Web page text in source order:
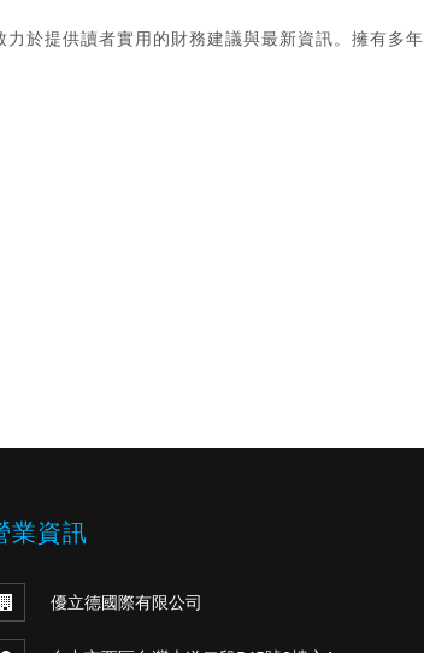
於提供讀者實用的財務建議與最新資訊。擁有多
業資訊
優立德國際有限公司